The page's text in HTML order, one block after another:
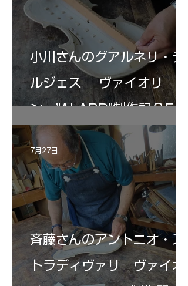
小川さんのグアルネリ・デ
ルジェス ヴァイオリ
ン ”ALARD"制作記３5
斉藤さんのアントニオ・ス
トラディヴァリ ヴァイオ
7月27日